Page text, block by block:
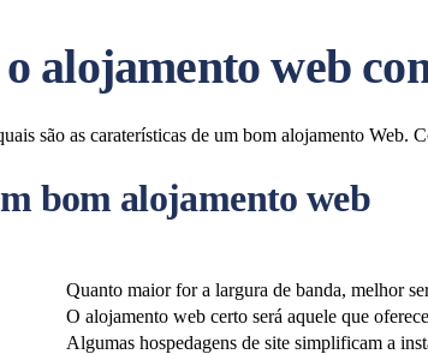
alojamento web
são as caraterísticas de um bom alojamento Web.
bom alojamento web
Quanto maior for a largura de banda, melhor
O alojamento web certo será aquele que
Algumas hospedagens de site simplificam a